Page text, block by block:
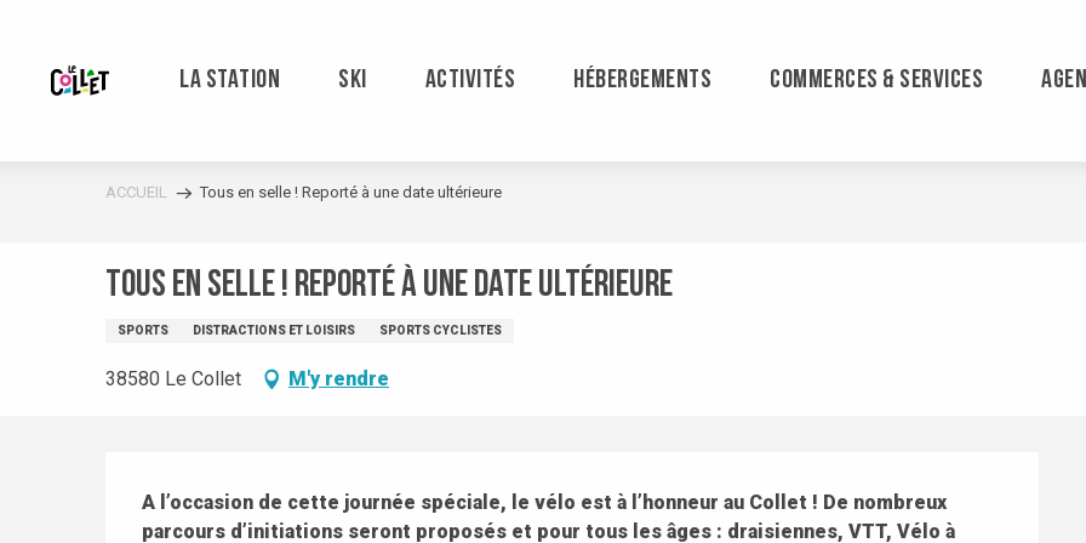
contenu
principal
LA STATION SKI ACTIVITÉS HÉBERGEMENTS COMMERCES & SERVICES
ACCUEIL Tous en selle ! Reporté à une date ultérieure
Tous en selle ! Reporté à une date ultérieure
SPORTS DISTRACTIONS ET LOISIRS SPORTS CYCLISTES
38580 Le Collet M'y rendre
Description
A l’occasion de cette journée spéciale, le vélo est à l’honneur au Collet ! De nombreux
parcours d’initiations seront proposés et pour tous les âges : draisiennes, VTT, Vélo à